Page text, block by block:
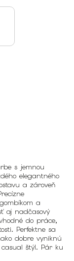
s jemnou
elegantného
a zároveň
a
aj nadčasový
do práce,
Perfektne sa
dobre vyniknú
štýl. Pár ku